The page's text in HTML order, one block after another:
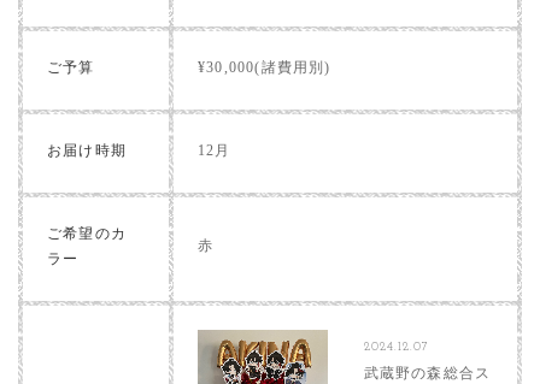
ご予算 ¥30,000(諸費用別)
お届け時期 12月
ご希望のカ
ラー
赤
2024.12.07
武蔵野の森総合ス